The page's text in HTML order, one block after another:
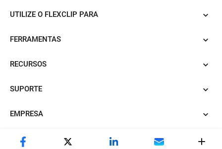
Legendas animadas
UTILIZE O FLEXCLIP PARA
FERRAMENTAS
RECURSOS
SUPORTE
EMPRESA